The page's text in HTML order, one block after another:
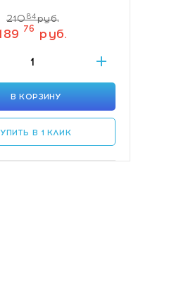
21084руб.
76 руб.
В КОРЗИНУ
В 1 КЛИК